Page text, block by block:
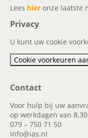
Lees hier onze laatste
Privacy
U kunt uw cookie
Cookie voorkeuren
Contact
Voor hulp bij uw
op werkdagen van
079 – 750 71 50
info@ias.nl